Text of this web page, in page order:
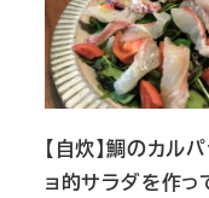
【自炊】鯛のカル
ョ的サラダを作っ